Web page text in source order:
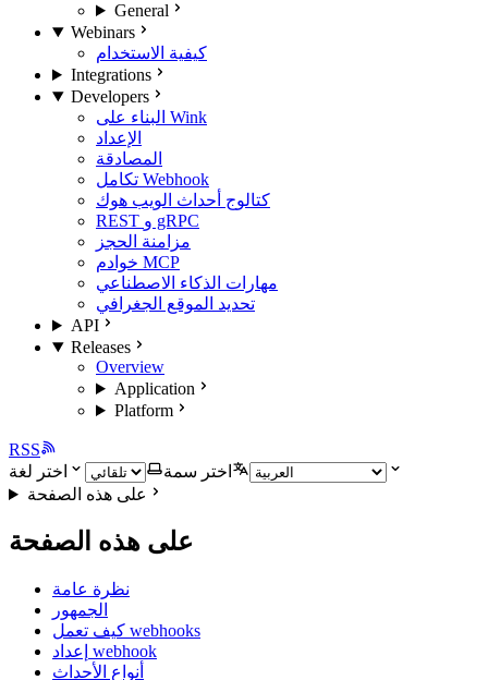
General
Webinars
كيفية الاستخدام
Integrations
Developers
البناء على Wink
الإعداد
المصادقة
تكامل Webhook
كتالوج أحداث الويب هوك
REST و gRPC
مزامنة الحجز
خوادم MCP
مهارات الذكاء الاصطناعي
تحديد الموقع الجغرافي
API
Releases
Overview
Application
Platform
RSS
اختر سمة
اختر لغة
على هذه الصفحة
على هذه الصفحة
نظرة عامة
الجمهور
كيف تعمل webhooks
إعداد webhook
أنواع الأحداث